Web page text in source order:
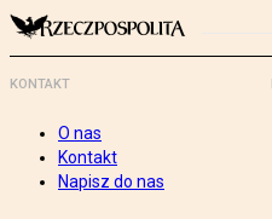
KONTAKT
O nas
Kontakt
Napisz do nas